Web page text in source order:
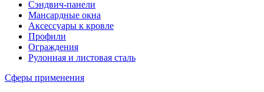
Сэндвич-панели
Мансардные окна
Аксессуары к кровле
Профили
Ограждения
Рулонная и листовая сталь
Сферы применения